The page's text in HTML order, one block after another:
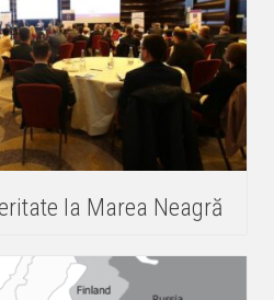
la Marea Neagră